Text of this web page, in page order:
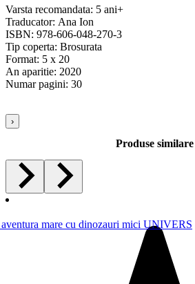
Varsta recomandata: 5 ani+
Traducator: Ana Ion
ISBN: 978-606-048-270-3
Tip coperta: Brosurata
Format: 5 x 20
An aparitie: 2020
Numar pagini: 30
›
Produse similare